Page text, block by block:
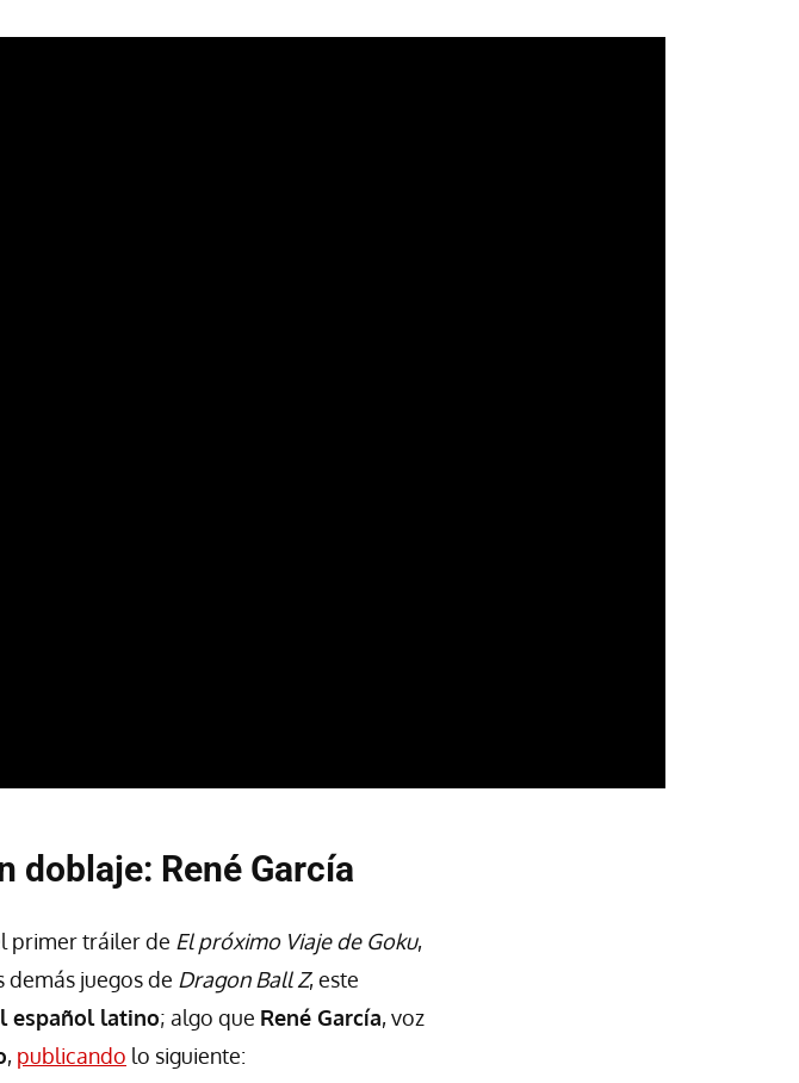
doblaje: René García
primer tráiler de El próximo Viaje de Goku,
demás juegos de Dragon Ball Z, este
español latino; algo que René García, voz
, publicando lo siguiente: